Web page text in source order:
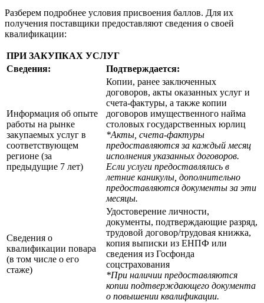
Разберем подробнее условия присвоения баллов. Для их
получения поставщики предоставляют сведения о своей
квалификации:
ПРИ ЗАКУПКАХ УСЛУГ
Сведения:
Подтверждается:
Информация об опыте
работы на рынке
закупаемых услуг в
соответствующем
регионе (за
предыдущие 7 лет)
Копии, ранее заключенных
договоров, акты оказанных услуг и
счета-фактуры, а также копии
договоров имущественного найма
столовых государственных юрлиц
*Акты, счета-фактуры
предоставляются за каждый месяц
исполнения указанных договоров.
Если услуги предоставлялись в
летние каникулы, дополнительно
предоставляются документы за эти
месяцы.
Сведения о
квалификации повара
(в том числе о его
стаже)
Удостоверение личности,
документы, подтверждающие разряд,
трудовой договор/трудовая книжка,
копия выписки из ЕНПФ или
сведения из Госфонда
соцстрахования
*При наличии предоставляются
копии подтверждающего документа
о повышении квалификации.